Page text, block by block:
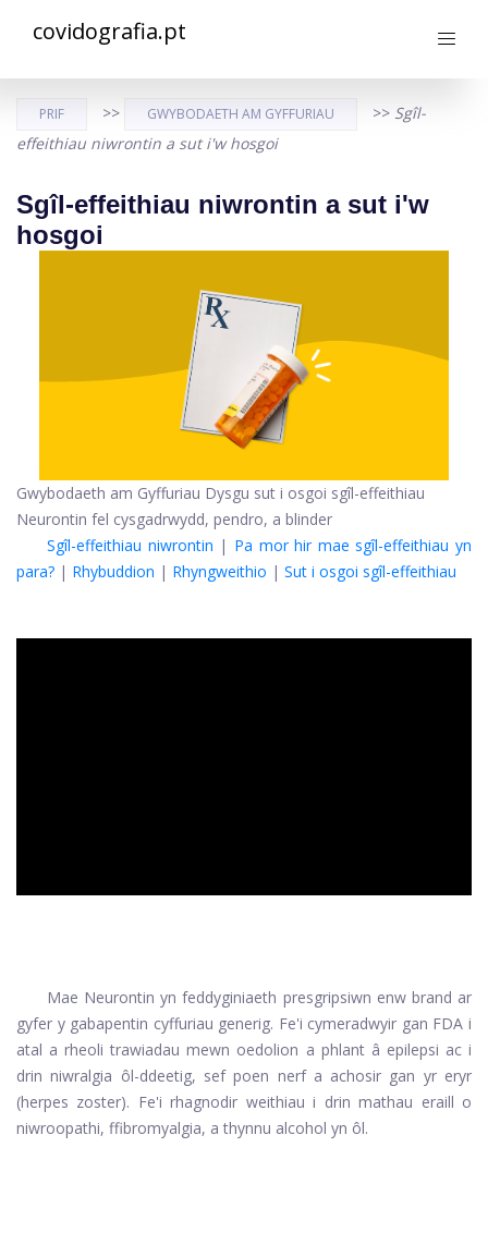
covidografia.pt
PRIF >> GWYBODAETH AM GYFFURIAU >> Sgîl-
effeithiau niwrontin a sut i'w hosgoi
Sgîl-effeithiau niwrontin a sut i'w
hosgoi
Gwybodaeth am Gyffuriau Dysgu sut i osgoi sgîl-effeithiau
Neurontin fel cysgadrwydd, pendro, a blinder
Sgîl-effeithiau niwrontin | Pa mor hir mae sgîl-effeithiau yn
para? | Rhybuddion | Rhyngweithio | Sut i osgoi sgîl-effeithiau
Mae Neurontin yn feddyginiaeth presgripsiwn enw brand ar
gyfer y gabapentin cyffuriau generig. Fe'i cymeradwyir gan FDA i
atal a rheoli trawiadau mewn oedolion a phlant â epilepsi ac i
drin niwralgia ôl-ddeetig, sef poen nerf a achosir gan yr eryr
(herpes zoster). Fe'i rhagnodir weithiau i drin mathau eraill o
niwroopathi, ffibromyalgia, a thynnu alcohol yn ôl.